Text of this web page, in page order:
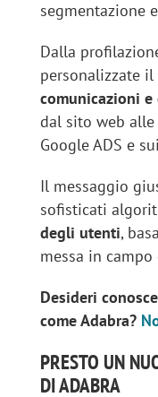
segmentazione
Dalla
personalizzate il
comunicazioni
dal sito web
Google ADS e
Il messaggio
sofisticati
degli utenti,
messa in
Desideri
come Adabra?
PRESTO UN
DI ADABRA